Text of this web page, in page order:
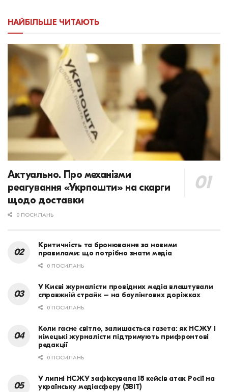
НАЙБІЛЬШЕ ЧИТАЮТЬ
Актуально. Про механізми
реагування «Укрпошти» на скарги
щодо доставки
0 ПОСИЛАНЬ
Критичність та бронювання за новими
правилами: що потрібно знати медіа
0 ПОСИЛАНЬ
У Києві журналісти провідних медіа влаштували
справжній страйк – на боулінгових доріжках
0 ПОСИЛАНЬ
Коли гасне світло, залишається газета: як НСЖУ і
німецькі журналісти підтримують прифронтові
редакції
0 ПОСИЛАНЬ
У липні НСЖУ зафіксувала 18 кейсів атак Росії на
українську медіасферу (ЗВІТ)